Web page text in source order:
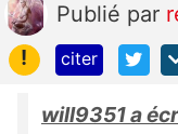
Publié par
!
citer
will9351 a